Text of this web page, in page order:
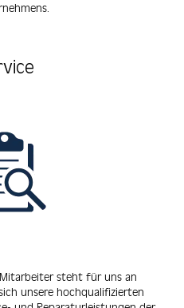
steht für uns an
unsere hochqualifizierten